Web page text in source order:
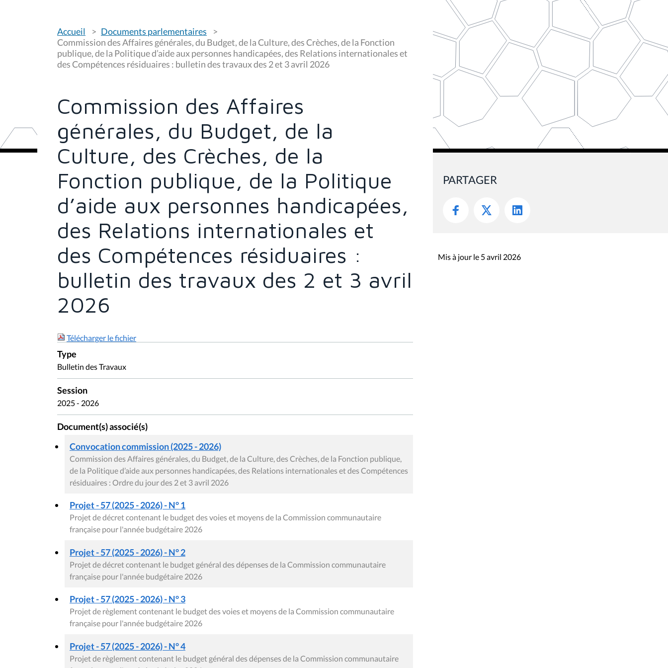
o
u
s
ê
t
i
Accueil
Documents parlementaires
Commission des Affaires générales, du Budget, de la Culture, des Crèches, de la Fonction
publique, de la Politique d’aide aux personnes handicapées, des Relations internationales et
des Compétences résiduaires : bulletin des travaux des 2 et 3 avril 2026
Commission des Affaires
générales, du Budget, de la
Culture, des Crèches, de la
Fonction publique, de la Politique
d’aide aux personnes handicapées,
des Relations internationales et
des Compétences résiduaires :
bulletin des travaux des 2 et 3 avril
2026
Télécharger le fichier
Type
Bulletin des Travaux
Session
2025 - 2026
Document(s) associé(s)
Convocation commission (2025 - 2026)
Commission des Affaires générales, du Budget, de la Culture, des Crèches, de la Fonction publique,
de la Politique d’aide aux personnes handicapées, des Relations internationales et des Compétences
résiduaires : Ordre du jour des 2 et 3 avril 2026
Projet - 57 (2025 - 2026) - N° 1
Projet de décret contenant le budget des voies et moyens de la Commission communautaire
française pour l'année budgétaire 2026
Projet - 57 (2025 - 2026) - N° 2
Projet de décret contenant le budget général des dépenses de la Commission communautaire
française pour l'année budgétaire 2026
Projet - 57 (2025 - 2026) - N° 3
Projet de règlement contenant le budget des voies et moyens de la Commission communautaire
française pour l'année budgétaire 2026
Projet - 57 (2025 - 2026) - N° 4
Projet de règlement contenant le budget général des dépenses de la Commission communautaire
PARTAGER
Mis à jour le 5 avril 2026